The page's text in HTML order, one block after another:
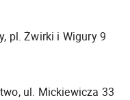
pl. Żwirki i Wigury 9
ul. Mickiewicza 33